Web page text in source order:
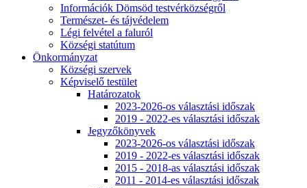
Információk Dömsöd testvérközségről
Természet- és tájvédelem
Légi felvétel a faluról
Községi statútum
Önkormányzat
Községi szervek
Képviselő testület
Határozatok
2023-2026-os választási időszak
2019 - 2022-es választási időszak
Jegyzőkönyvek
2023-2026-os választási időszak
2019 - 2022-es választási időszak
2015 - 2018-as választási időszak
2011 - 2014-es választási időszak